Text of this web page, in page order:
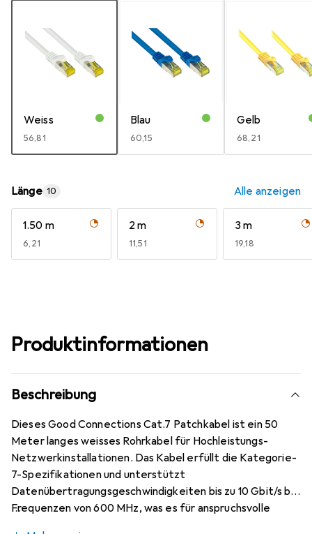
Weiss
EUR
56,81
Blau
EUR
60,15
Gelb
EUR
68,21
Länge 10 Alle anzeigen
1.50 m
EUR
6,21
2 m
EUR
11,51
3 m
EUR
19,18
Produktinformationen
Beschreibung
Dieses Good Connections Cat.7 Patchkabel ist ein 50
Meter langes weisses Rohrkabel für Hochleistungs-
Netzwerkinstallationen. Das Kabel erfüllt die Kategorie-
7-Spezifikationen und unterstützt
Datenübertragungsgeschwindigkeiten bis zu 10 Gbit/s bei
Frequenzen von 600 MHz, was es für anspruchsvolle